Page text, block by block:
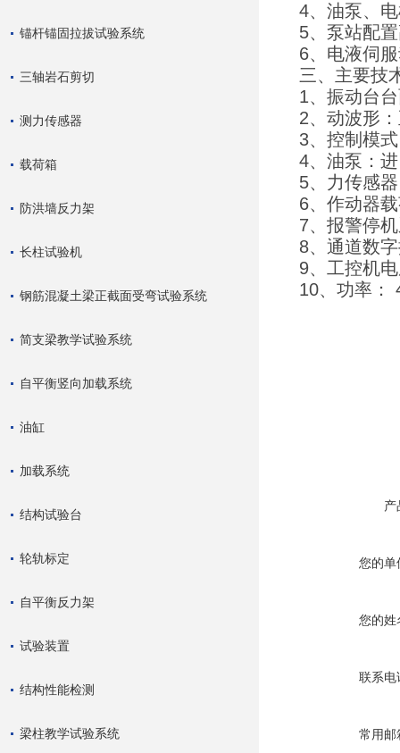
锚杆锚固拉拔试验系统
三轴岩石剪切
测力传感器
载荷箱
防洪墙反力架
长柱试验机
钢筋混凝土梁正截面受弯试验系统
简支梁教学试验系统
自平衡竖向加载系统
油缸
加载系统
结构试验台
轮轨标定
自平衡反力架
试验装置
结构性能检测
梁柱教学试验系统
4、油泵、
5、泵站配
6、电液伺
三、主要技
1、振动台
2、动波形
3、控制模
4、油泵：
5、力传感
6、作动器
7、报警停
8、通道数
9、工控机
10、功率：
产
您的单
您的姓
联系电
常用邮